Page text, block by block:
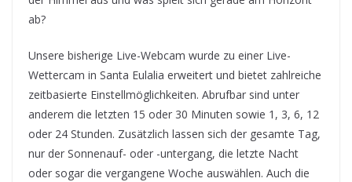
ab?
Unsere bisherige Live-Webcam wurde zu einer Live-
Wettercam in Santa Eulalia erweitert und bietet zahlreiche
zeitbasierte Einstellmöglichkeiten. Abrufbar sind unter
anderem die letzten 15 oder 30 Minuten sowie 1, 3, 6, 12
oder 24 Stunden. Zusätzlich lassen sich der gesamte Tag,
nur der Sonnenauf- oder -untergang, die letzte Nacht
oder sogar die vergangene Woche auswählen. Auch die